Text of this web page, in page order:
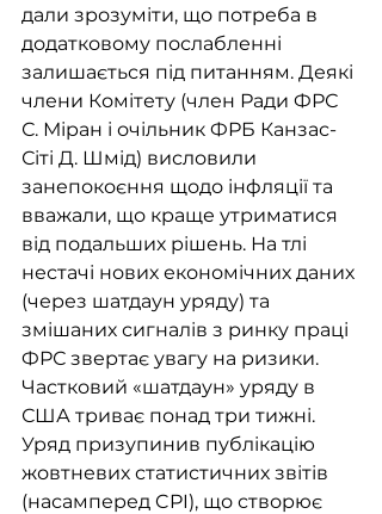
дали зрозуміти, що потреба в
додатковому послабленні
залишається під питанням. Деякі
члени Комітету (член Ради ФРС
С. Міран і очільник ФРБ Канзас-
Сіті Д. Шмід) висловили
занепокоєння щодо інфляції та
вважали, що краще утриматися
від подальших рішень. На тлі
нестачі нових економічних даних
(через шатдаун уряду) та
змішаних сигналів з ринку праці
ФРС звертає увагу на ризики.
Частковий «шатдаун» уряду в
США триває понад три тижні.
Уряд призупинив публікацію
жовтневих статистичних звітів
(насамперед CPI), що створює